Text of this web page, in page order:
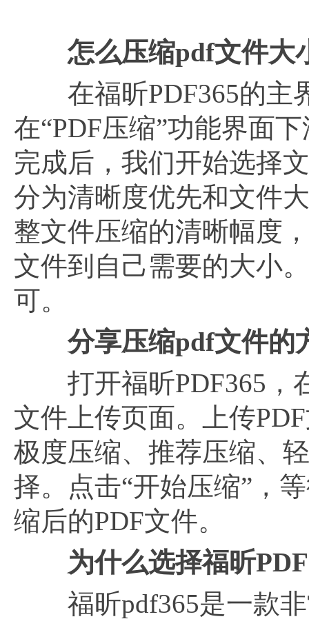
怎么压缩pdf文件大
在福昕PDF365的主界
在“PDF压缩”功能界面
完成后，我们开始选择
分为清晰度优先和文件
整文件压缩的清晰幅度
文件到自己需要的大小
可。
分享压缩pdf文件的
打开福昕PDF365，
文件上传页面。上传
极度压缩、推荐压缩、
择。点击“开始压缩”，
缩后的PDF文件。
为什么选择福昕
福昕pdf365是一款非